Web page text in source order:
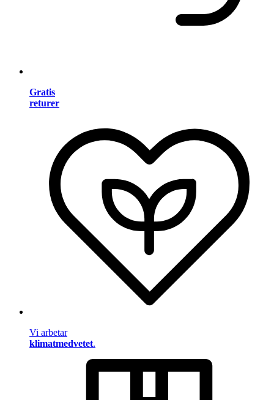
Gratis
returer
Vi arbetar
klimatmedvetet.